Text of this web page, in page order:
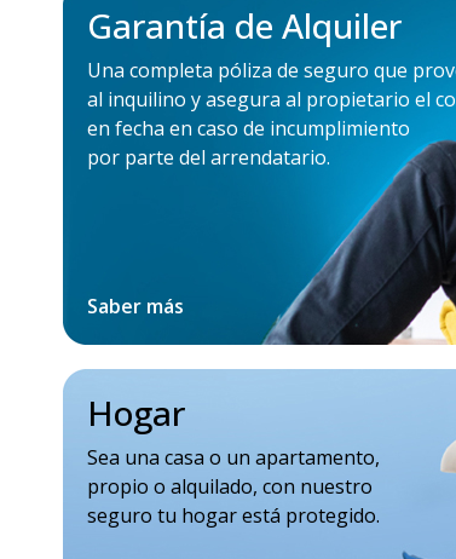
Garantía de Alquiler
Una completa póliza de seguro que
al inquilino y asegura al propietario el
en fecha en caso de incumplimiento
por parte del arrendatario.
Saber más
Hogar
Sea una casa o un apartamento,
propio o alquilado, con nuestro
seguro tu hogar está protegido.